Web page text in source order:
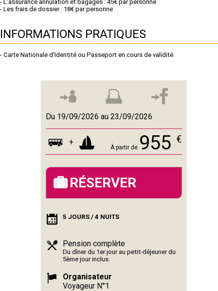
- L’assurance annulation et bagages : 45€ par personne
- Les frais de dossier : 18€ par personne
INFORMATIONS PRATIQUES
- Carte Nationale d'Identité ou Passeport en cours de validité.
Du 19/09/2026 au 23/09/2026
+
À partir de 955 €
RÉSERVER
5 JOURS / 4 NUITS
Pension complète
Du dîner du 1er jour au petit-déjeuner du
5ème jour inclus.
Organisateur
Voyageur N°1